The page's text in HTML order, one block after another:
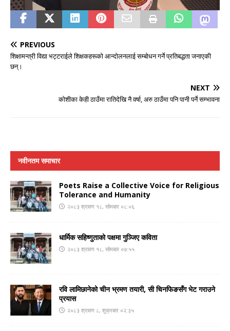
PREVIOUS
शिक्षामन्त्री विद्या भट्टराईले शिक्षकहरूको आन्दोलनलाई सम्बोधन गर्ने प्रतिबद्धता जनाएकी
छन्।
NEXT
कोशीका केही ठाउँमा रातिदेखि नै वर्षा, अरु ठाउँमा पनि पानी पर्ने सम्भावना
नवीनतम समाचार
Poets Raise a Collective Voice for Religious
Tolerance and Humanity
२०८३ श्रावण १८, सोमबार ०८:०६
धार्मिक सहिष्णुताको पक्षमा गुञ्जिए कविता
२०८३ श्रावण १८, सोमबार ०७:५५
रवि लामिछानेको चीन भ्रमण तयारी, सी चिनफिङसँग भेट गराउने
प्रयास
२०८३ श्रावण ८, शुक्रबार ०२:३५